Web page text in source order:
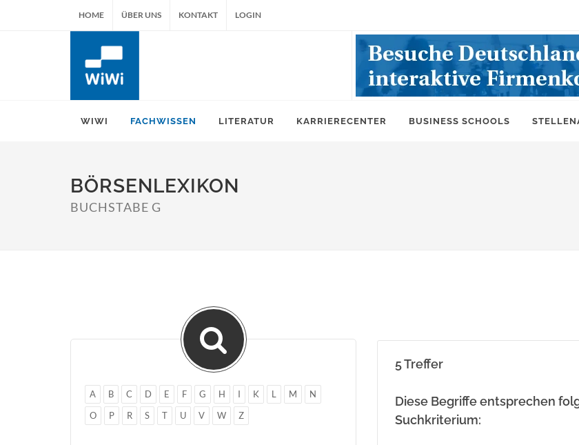
HOME ÜBER UNS KONTAKT LOGIN
WIWI FACHWISSEN LITERATUR KARRIERECENTER BUSINESS SCHOOLS
BÖRSENLEXIKON
BUCHSTABE G
A B C D E F G H I K L M
N
O
P R S T U V W Z
5 Treffer
Diese Begriffe entsprechen
Suchkriterium: